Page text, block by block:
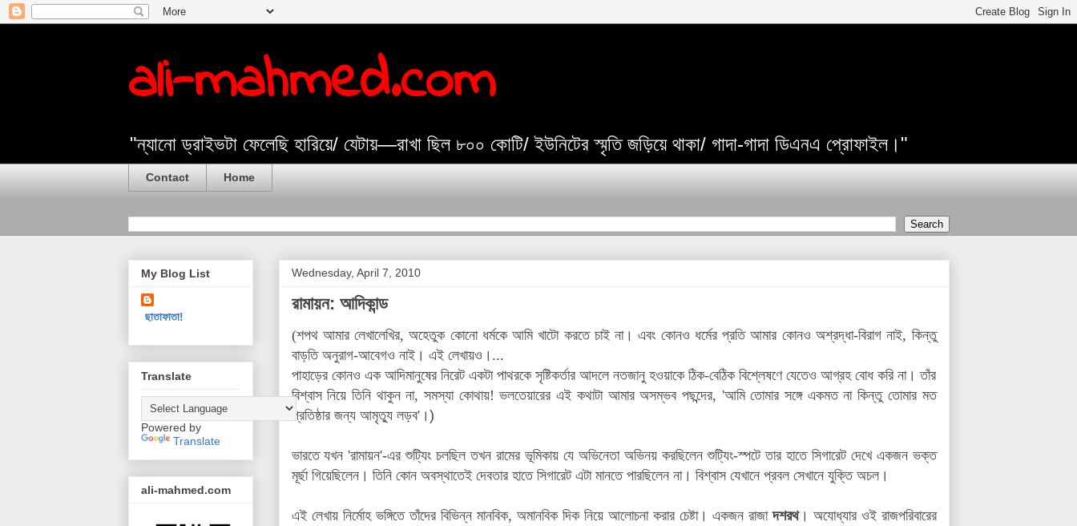
ali-mahmed.com
"ন্যানো ড্রাইভটা ফেলেছি হারিয়ে/ যেটায়—রাখা ছিল ৮০০ কোটি/ ইউনিটের স্মৃতি জড়িয়ে থাকা/ গাদা-গাদা ডিএনএ প্রোফাইল।"
Contact Home
Wednesday, April 7, 2010
রামায়ন: আদিকান্ড
(শপথ আমার লেখালেখির, অহেতুক কোনো ধর্মকে আমি খাটো করতে চাই না। এবং কোনও ধর্মের প্রতি আমার কোনও অশ্রদ্ধা-বিরাগ নাই, কিন্তু
বাড়তি অনুরাগ-আবেগও নাই। এই লেখায়ও।...
পাহাড়ের কোনও এক আদিমানুষের নিরেট একটা পাথরকে সৃষ্টিকর্তার আদলে নতজানু হওয়াকে ঠিক-বেঠিক বিশ্লেষণে যেতেও আগ্রহ বোধ করি না। তাঁর
বিশ্বাস নিয়ে তিনি থাকুন না, সমস্যা কোথায়! ভলতেয়ারের এই কথাটা আমার অসম্ভব পছন্দের, 'আমি তোমার সঙ্গে একমত না কিন্তু তোমার মত
প্রতিষ্ঠার জন্য আমৃত্যু লড়ব'। )
ভারতে যখন 'রামায়ন'-এর শুট্যিং চলছিল তখন রামের ভূমিকায় যে অভিনেতা অভিনয় করছিলেন শুট্যিং-স্পটে তার হাতে সিগারেট দেখে একজন ভক্ত
মূর্ছা গিয়েছিলেন। তিনি কোন অবস্থাতেই দেবতার হাতে সিগারেট এটা মানতে পারছিলেন না। বিশ্বাস যেখানে প্রবল সেখানে যুক্তি অচল।
এই লেখায় নির্মোহ ভঙ্গিতে তাঁদের বিভিন্ন মানবিক, অমানবিক দিক নিয়ে আলোচনা করার চেষ্টা। একজন রাজাদশরথ। অযোধ্যার ওই রাজপরিবারের
My Blog List
ছাতাফাতা!
Translate
Powered by
Translate
ali-mahmed.com